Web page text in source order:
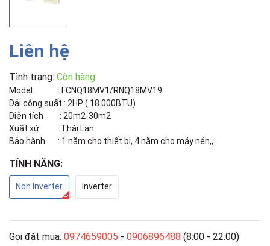
Liên hệ
Tình trạng: Còn hàng
Model : FCNQ18MV1/RNQ18MV19
Dải công suất : 2HP ( 18.000BTU)
Diện tích : 20m2-30m2
Xuất xứ : Thái Lan
Bảo hành : 1 năm cho thiết bị, 4 năm cho máy nén,,
TÍNH NĂNG:
Non Inverter Inverter
Gọi đặt mua: 0974659005 - 0906896488 (8:00 - 22:00)